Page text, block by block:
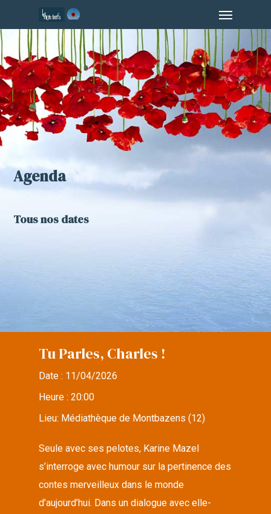
to
main
content
Agenda
Tous nos dates
Tu Parles, Charles !
Date : 11/04/2026
Heure :20:00
Lieu: Médiathèque de Montbazens (12)
Seule avec ses pelotes, Karine Mazel
s’interroge avec humour sur la pertinence des
contes merveilleux dans le monde
d’aujourd’hui. Dans un dialogue avec elle-